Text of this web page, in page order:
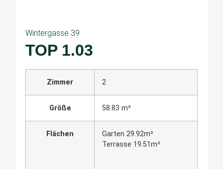
Wintergasse 39
TOP 1.03
Zimmer 2
Größe 58.83 m²
Flächen
Garten 29.92m²
Terrasse 19.51m²